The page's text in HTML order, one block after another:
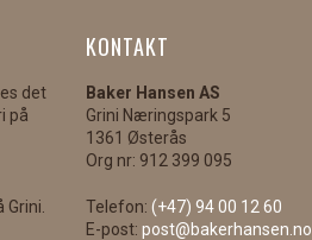
det
på
KONTAKT
Baker Hansen AS
Grini Næringspark 5
1361 Østerås
Org nr: 912 399 095
Telefon:(+47) 94 00 12 60
E-post:post@bakerhansen.no